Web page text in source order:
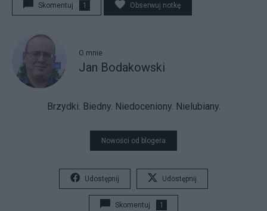
Skomentuj 1 Obserwuj notkę
O mnie
Jan Bodakowski
Brzydki. Biedny. Niedoceniony. Nielubiany.
Nowości od blogera
Udostępnij Udostępnij
Skomentuj 1